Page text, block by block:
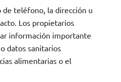
teléfono, la dirección u
Los propietarios
información importante
datos sanitarios
alimentarias o el